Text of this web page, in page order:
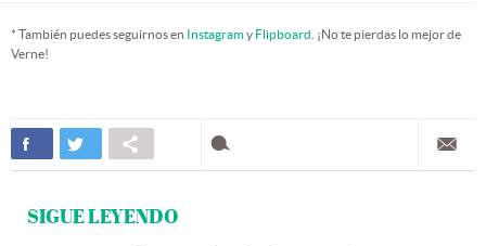
* También puedes seguirnos en Instagramy Flipboard . ¡No te pierdas lo mejor de
Verne!
SIGUE LEYENDO